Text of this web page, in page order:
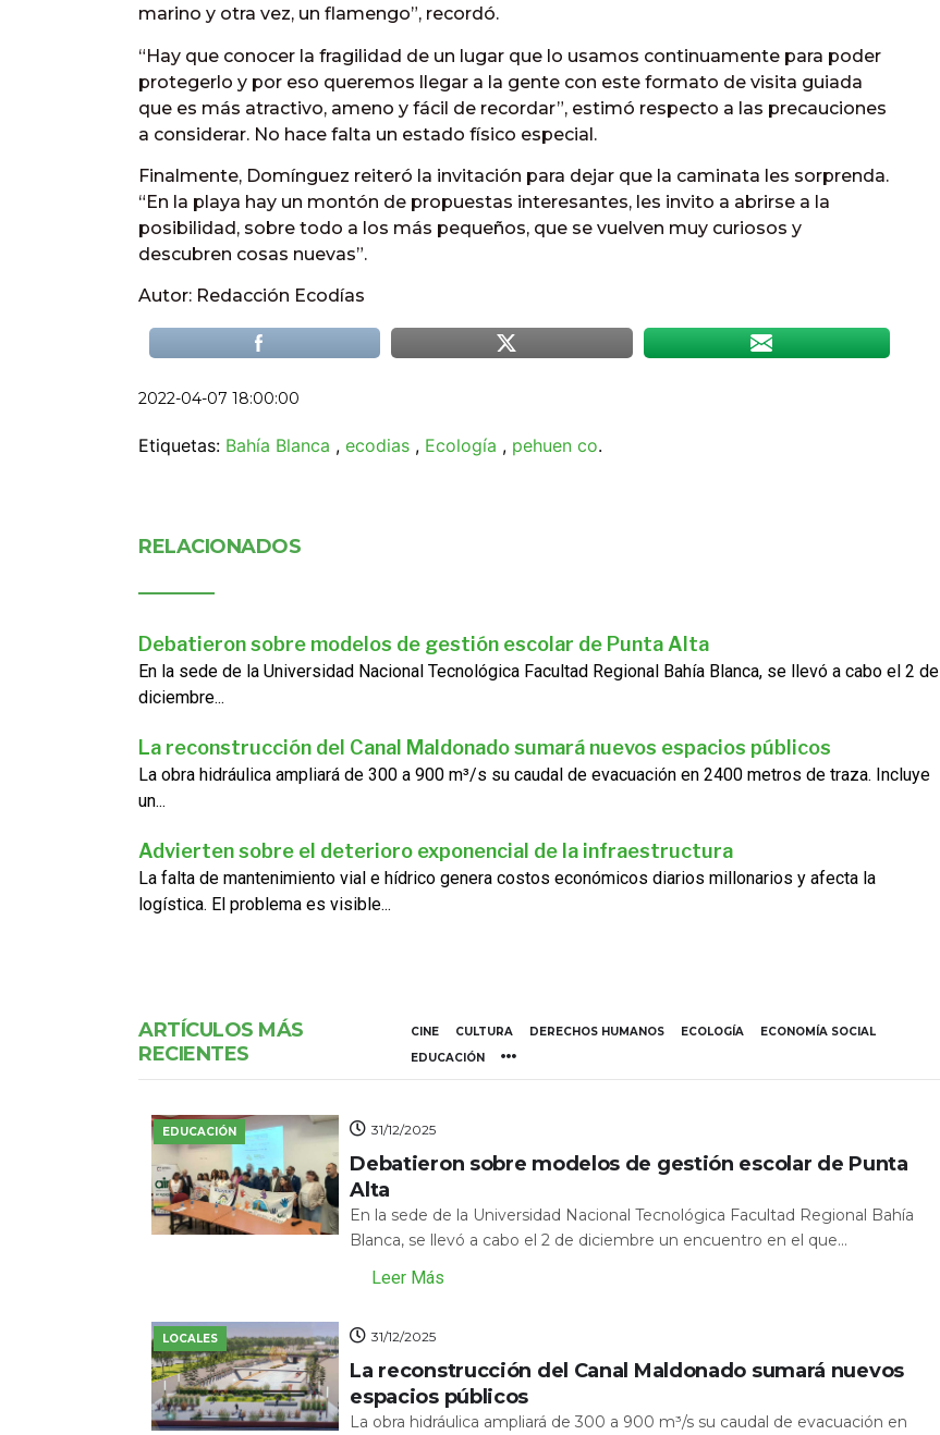
marino y otra vez, un flamengo”, recordó.
“Hay que conocer la fragilidad de un lugar que lo usamos continuamente para poder
protegerlo y por eso queremos llegar a la gente con este formato de visita guiada
que es más atractivo, ameno y fácil de recordar”, estimó respecto a las precauciones
a considerar. No hace falta un estado físico especial.
Finalmente, Domínguez reiteró la invitación para dejar que la caminata les sorprenda.
“En la playa hay un montón de propuestas interesantes, les invito a abrirse a la
posibilidad, sobre todo a los más pequeños, que se vuelven muy curiosos y
descubren cosas nuevas”.
Autor: Redacción Ecodías
2022-04-07 18:00:00
Etiquetas: Bahía Blanca , ecodias , Ecología , pehuen co.
RELACIONADOS
Debatieron sobre modelos de gestión escolar de Punta Alta
En la sede de la Universidad Nacional Tecnológica Facultad Regional Bahía Blanca, se llevó a cabo el 2 de
diciembre...
La reconstrucción del Canal Maldonado sumará nuevos espacios públicos
La obra hidráulica ampliará de 300 a 900 m³/s su caudal de evacuación en 2400 metros de traza. Incluye
un...
Advierten sobre el deterioro exponencial de la infraestructura
La falta de mantenimiento vial e hídrico genera costos económicos diarios millonarios y afecta la
logística. El problema es visible...
ARTÍCULOS MÁS
RECIENTES
CINE CULTURA DERECHOS HUMANOS ECOLOGÍA
ECONOMÍA SOCIAL
EDUCACIÓN
EDUCACIÓN 31/12/2025
Debatieron sobre modelos de gestión escolar de Punta
Alta
En la sede de la Universidad Nacional Tecnológica Facultad Regional Bahía
Blanca, se llevó a cabo el 2 de diciembre un encuentro en el que...
Leer Más
LOCALES 31/12/2025
La reconstrucción del Canal Maldonado sumará nuevos
espacios públicos
La obra hidráulica ampliará de 300 a 900 m³/s su caudal de evacuación en